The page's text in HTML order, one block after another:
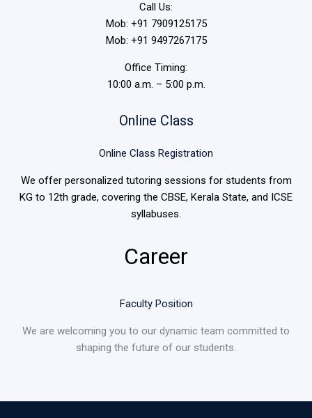
Call Us:
Mob: +91 7909125175
Mob: +91 9497267175
Office Timing:
10:00 a.m. – 5:00 p.m.
Online Class
Online Class Registration
We offer personalized tutoring sessions for students from
KG to 12th grade, covering the CBSE, Kerala State, and ICSE
syllabuses.
Career
Faculty Position
We are welcoming you to our dynamic team committed to
shaping the future of our students.